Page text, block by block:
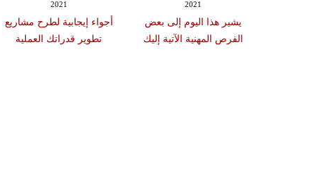
2021
أجواء إيجابية لطرح مشاريع
تطوير قدراتك العملية
2021
يشير هذا اليوم إلى بعض
الفرص المهنية الآتية إليك